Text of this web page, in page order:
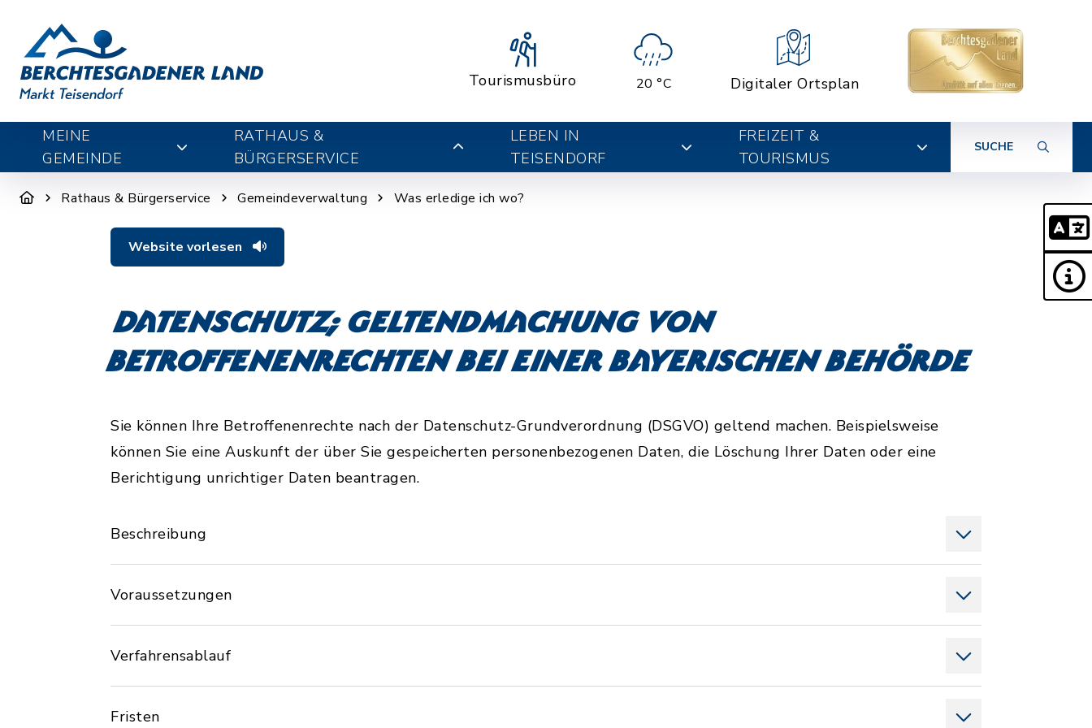
Tourismusbüro 20 °C Digitaler Ortsplan
MEINE
GEMEINDE
RATHAUS &
BÜRGERSERVICE
LEBEN IN
TEISENDORF
FREIZEIT &
TOURISMUS
SUCHE
Rathaus & Bürgerservice Gemeindeverwaltung Was erledige ich wo?
Website vorlesen
Datenschutz; Geltendmachung von
Betroffenenrechten bei einer bayerischen Behörde
Sie können Ihre Betroffenenrechte nach der Datenschutz-Grundverordnung (DSGVO) geltend machen. Beispielsweise
können Sie eine Auskunft der über Sie gespeicherten personenbezogenen Daten, die Löschung Ihrer Daten oder eine
Berichtigung unrichtiger Daten beantragen.
Beschreibung
Voraussetzungen
Verfahrensablauf
Fristen